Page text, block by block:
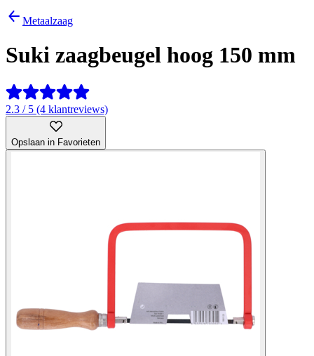
Metaalzaag
Suki zaagbeugel hoog 150 mm
2.3 / 5 (4 klantreviews)
Opslaan in Favorieten